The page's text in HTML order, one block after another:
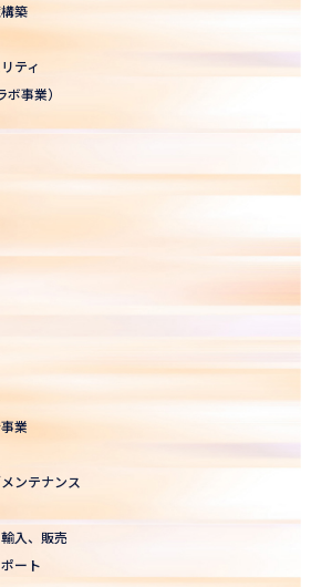
除を行いました！ ～年末のご挨拶～
1000×CLUB」認定式にて表彰
」NDグループが「稲盛フィロソフィー
講演登壇！LED照明の未来を語る
年目の方針発表会を開催！
開催】2026年度卒 新卒10期生が本社に
快適空間にアップグレード✨
築
ティ
事業）
業
ンテナンス
入、販売
ート